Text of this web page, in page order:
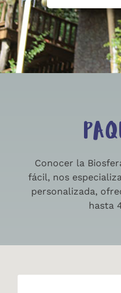
Conocer la
fácil, nos
personalizada,
hasta